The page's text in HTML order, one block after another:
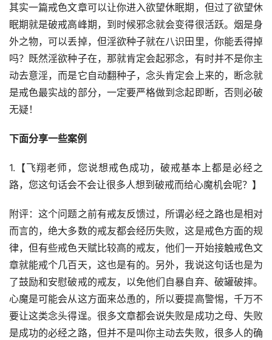
其实一篇戒色文章可以让你进入欲望休眠期，但过了欲望休
眠期就是破戒高峰期，到时候邪念就会变得很活跃。烟是身
外之物，可以丢掉，但淫欲种子就在八识田里，你能丢得掉
吗？既然淫欲种子在，那就肯定会起邪念，有时并不是你主
动去意淫，而是它自动翻种子，念头肯定会上来的，断念就
是戒色最实战的部分，一定要严格做到念起即断，否则必破
无疑！
下面分享一些案例
1.【飞翔老师，您说想戒色成功，破戒基本上都是必经之
路，您这句话会不会让很多人想到破戒而给心魔机会呢？】
附评：这个问题之前有戒友反馈过，所谓必经之路也是相对
而言的，绝大多数的戒友都会经历失败，这是戒色方面的规
律，但有些戒色天赋比较高的戒友，他们一开始接触戒色文
章就能戒个几百天，这也是有的。另外，我说这句话也是为
了鼓励和安慰破戒的戒友，以免他们自暴自弃、破罐破摔。
心魔是可能会从这方面来怂恿的，所以要提高警惕，千万不
要让这类念头得逞。很多文章都会说失败是成功之母、失败
是成功的必经之路，但并不是叫你主动去失败，很多人的确